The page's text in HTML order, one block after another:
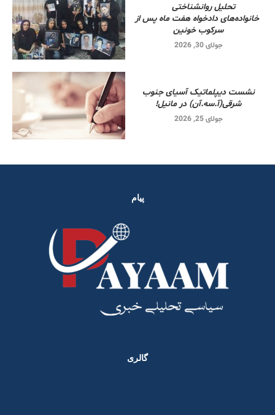
تحلیل روانشناختی
خانواده‌های دادخواه هفت ماه پس از
سرکوب خونین
جولای 30, 2026
نشست دیپلماتیک آسیای جنوب
شرقی‌(آ.سه.آن) در مانیل!
جولای 25, 2026
پیام
گالری